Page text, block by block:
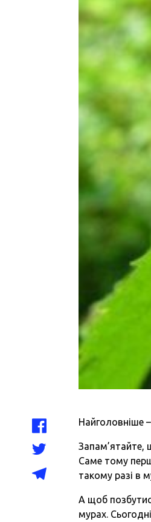
Найголовніше
Запам’ятайте,
Саме тому
такому разі в
А щоб
мурах.